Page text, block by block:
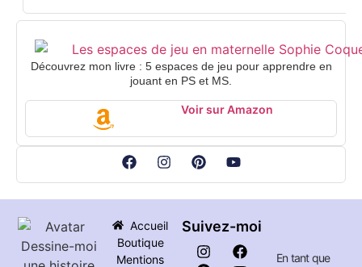
Découvrez mon livre : 5 espaces de jeu pour apprendre en
jouant en PS et MS.
Voir sur Amazon
Accueil
Boutique
Mentions
Suivez-moi
En tant que